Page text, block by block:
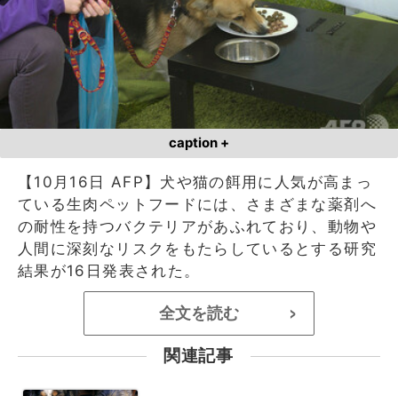
caption +
【10月16日 AFP】犬や猫の餌用に人気が高まっ
ている生肉ペットフードには、さまざまな薬剤へ
の耐性を持つバクテリアがあふれており、動物や
人間に深刻なリスクをもたらしているとする研究
結果が16日発表された。
全文を読む >
関連記事